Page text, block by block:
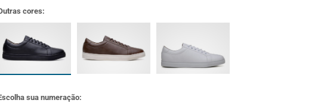
cores:
sua numeração: